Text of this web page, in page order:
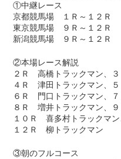
①中継レース
京都競馬場 １Ｒ～１２Ｒ
東京競馬場 ９Ｒ～１２Ｒ
新潟競馬場 ９Ｒ～１２Ｒ
②本場レース解説
２Ｒ 高橋トラックマン、
４Ｒ 津田トラックマン、
６Ｒ 門口トラックマン、
８Ｒ 増井トラックマン、
１０Ｒ 喜多村トラックマ
１２Ｒ 柳トラックマン
③朝のフルコース